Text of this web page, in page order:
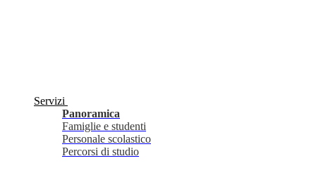
Servizi
Panoramica
Famiglie e studenti
Personale scolastico
Percorsi di studio